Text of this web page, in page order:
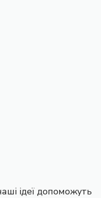
ідеї допоможуть